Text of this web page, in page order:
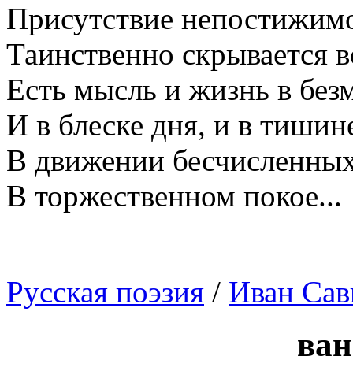
Присутствие
Таинственно скрывается
Есть мысль и жизнь в
И в блеске дня, и в
В движении
В торжественном покое...
Русская поэзия / Иван